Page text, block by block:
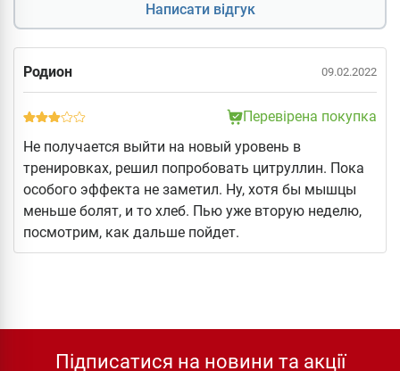
Написати відгук
Родион 09.02.2022
Перевірена покупка
Не получается выйти на новый уровень в
тренировках, решил попробовать цитруллин. Пока
особого эффекта не заметил. Ну, хотя бы мышцы
меньше болят, и то хлеб. Пью уже вторую неделю,
посмотрим, как дальше пойдет.
Підписатися на новини та акції